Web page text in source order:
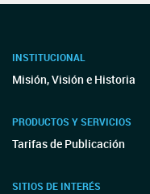
INSTITUCIONAL
Misión, Visión e Historia
PRODUCTOS Y SERVICIOS
Tarifas de Publicación
SITIOS DE INTERÉS